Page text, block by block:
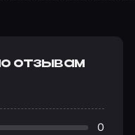
отзывам
0